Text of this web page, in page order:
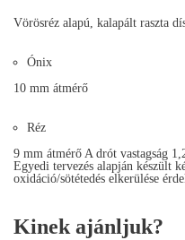
Vörösréz alapú, kalapált raszta
Ónix
10 mm átmérő
Réz
9 mm átmérő A drót vastagság
Egyedi tervezés alapján készült
oxidáció/sötétedés elkerülése
Kinek ajánljuk?